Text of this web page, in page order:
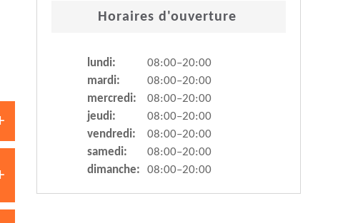
Horaires d'ouverture
lundi:
08:00–20:00
mardi:
08:00–20:00
mercredi:
08:00–20:00
jeudi:
08:00–20:00
vendredi:
08:00–20:00
samedi:
08:00–20:00
dimanche:
08:00–20:00